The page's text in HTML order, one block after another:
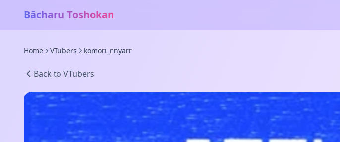
Bācharu Toshokan
Home VTubers komori_nnyarr
Back to VTubers